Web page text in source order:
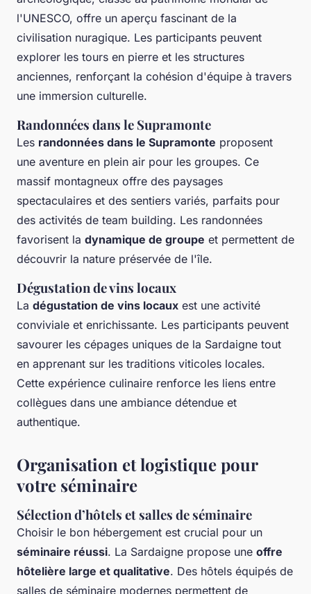
l'UNESCO, offre un aperçu fascinant de la
civilisation nuragique. Les participants peuvent
explorer les tours en pierre et les structures
anciennes, renforçant la cohésion d'équipe à travers
une immersion culturelle.
Randonnées dans le Supramonte
Les randonnées dans le Supramonte proposent
une aventure en plein air pour les groupes. Ce
massif montagneux offre des paysages
spectaculaires et des sentiers variés, parfaits pour
des activités de team building. Les randonnées
favorisent la dynamique de groupe et permettent de
découvrir la nature préservée de l'île.
Dégustation de vins locaux
La dégustation de vins locaux est une activité
conviviale et enrichissante. Les participants peuvent
savourer les cépages uniques de la Sardaigne tout
en apprenant sur les traditions viticoles locales.
Cette expérience culinaire renforce les liens entre
collègues dans une ambiance détendue et
authentique.
Organisation et logistique pour
votre séminaire
Sélection d’hôtels et salles de séminaire
Choisir le bon hébergement est crucial pour un
séminaire réussi. La Sardaigne propose une offre
hôtelière large et qualitative. Des hôtels équipés de
salles de séminaire modernes permettent de